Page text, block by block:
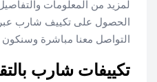
لمزيد من المعلومات
الحصول على تكييف شارب
التواصل معنا مباشرة
تكييفات شارب